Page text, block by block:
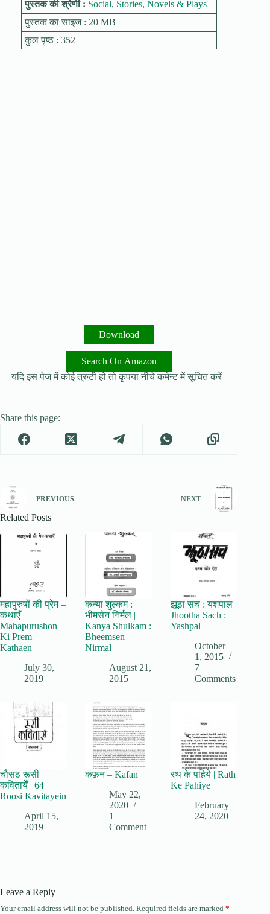
पुस्तक की श्रेणी : Social, Stories, Novels & Plays
पुस्तक का साइज : 20 MB
कुल पृष्ठ : 352
Download
Search On Amazon
यदि इस पेज में कोई त्रुटी हो तो कृपया नीचे कमेन्ट में सूचित करें |
Share this page:
PREVIOUS NEXT
Related Posts
महापुरुषों की प्रेम –
कथाएँ |
Mahapurushon
Ki Prem –
Kathaen
July 30,
2019
कन्या शुल्कम :
भीमसेन निर्मल |
Kanya Shulkam :
Bheemsen
Nirmal
August 21,
2015
झूठा सच : यशपाल |
Jhootha Sach :
Yashpal
October
1, 2015
7
Comments
चौसठ रूसी
कवितायेँ | 64
Roosi Kavitayein
April 15,
2019
कफ़न – Kafan
May 22,
2020
1
Comment
रथ के पहिये | Rath
Ke Pahiye
February
24, 2020
Leave a Reply
Your email address will not be published. Required fields are marked *